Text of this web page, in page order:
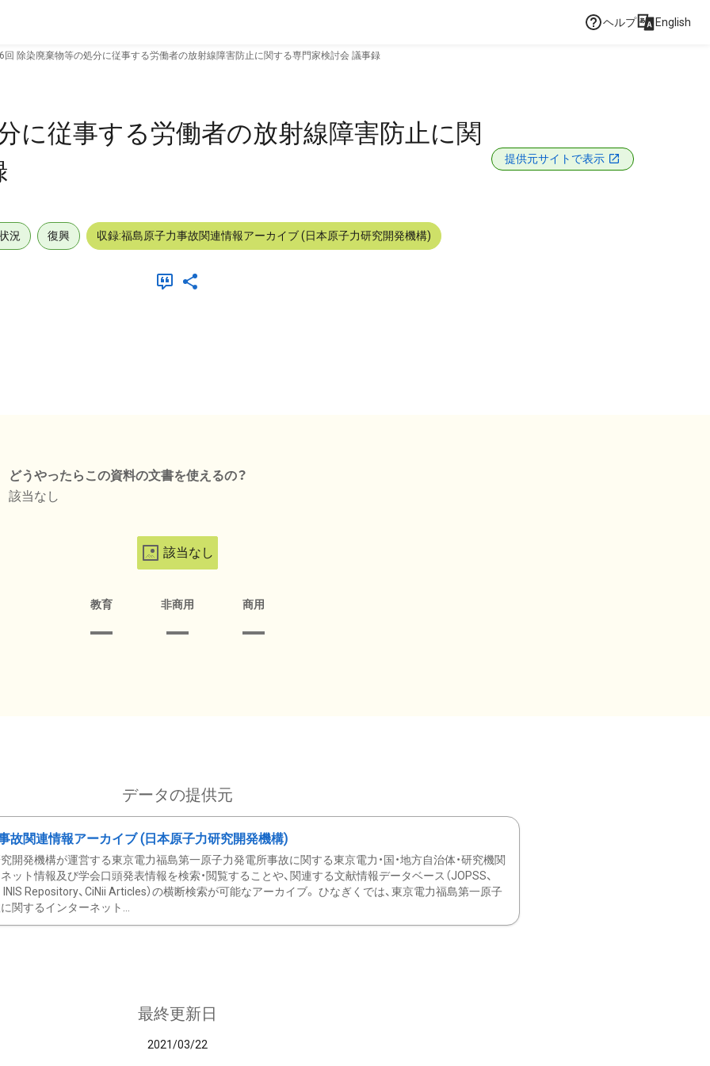
ヘルプ English
回 除染廃棄物等の処分に従事する労働者の放射線障害防止に関する専門家検討会 議事録
に従事する労働者の放射線障害防止に関
提供元サイトで表示
況 復興 収録:福島原子力事故関連情報アーカイブ (日本原子力研究開発機構)
どうやったらこの資料の文書を使えるの？
該当なし
該当なし
教育 非商用 商用
データの提供元
故関連情報アーカイブ (日本原子力研究開発機構)
開発機構が運営する東京電力福島第一原子力発電所事故に関する東京電力・国・地方自治体・研究機関
ット情報及び学会口頭発表情報を検索・閲覧することや、関連する文献情報データベース（JOPSS、
INIS Repository、CiNii Articles）の横断検索が可能なアーカイブ。 ひなぎくでは、東京電力福島第一原子
関するインターネット...
最終更新日
2021/03/22